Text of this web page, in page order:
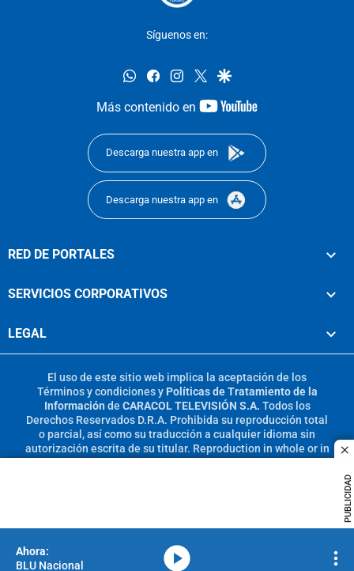
PUBLICIDAD
Síguenos en:
whatsappfacebookinstagram
twittergoogle
Más contenido en
youtube-
Descarga nuestra app en
Descarga nuestra app en
RED DE PORTALES
SERVICIOS CORPORATIVOS
LEGAL
El uso de este sitio web implica la aceptación de los
Términos y condicionesy Políticas de Tratamiento de la
Información de CARACOL TELEVISIÓN S.A. Todos los
Derechos Reservados D.R.A. Prohibida su reproducción total
o parcial, así como su traducción a cualquier idioma sin
autorización escrita de su titular. Reproduction in whole or in
BLU Nacional